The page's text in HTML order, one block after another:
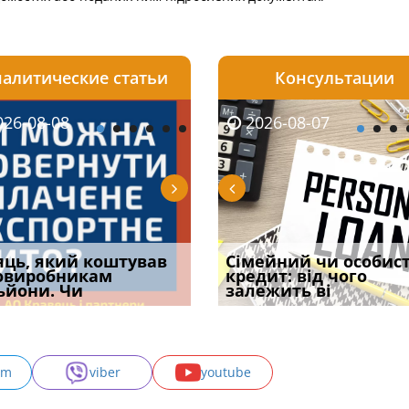
06
встановив для
шкоди
2026-08-06
Документи, на яких не
проставляється
апостиль: пер
статьи
08-08
який коштував
Чи
2026-08-07
Огляд практики ВС від
Ростислава Кравця, що
опублі
Консультации
2026-08-05
потрібна ФОП
у 2026 році:
засто
2026-08-07
Сімейний чи
кредит: від чого
залежить ві
2026-07-30
Восьмий ААС
підтвердив, що
може скас
viber youtube